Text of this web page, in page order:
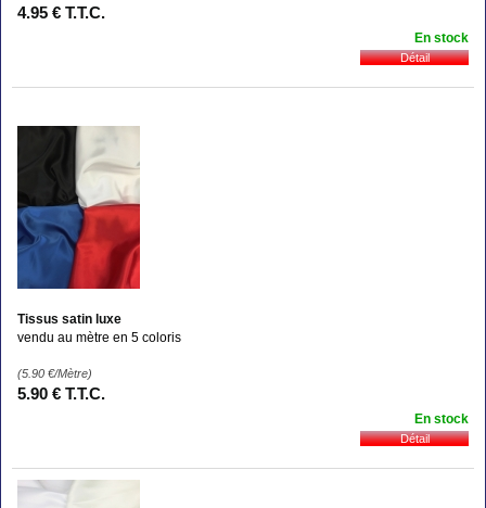
4.95 € T.T.C.
En stock
Tissus satin luxe
vendu au mètre en 5 coloris
(5.90 €/Mètre)
5.90 € T.T.C.
En stock